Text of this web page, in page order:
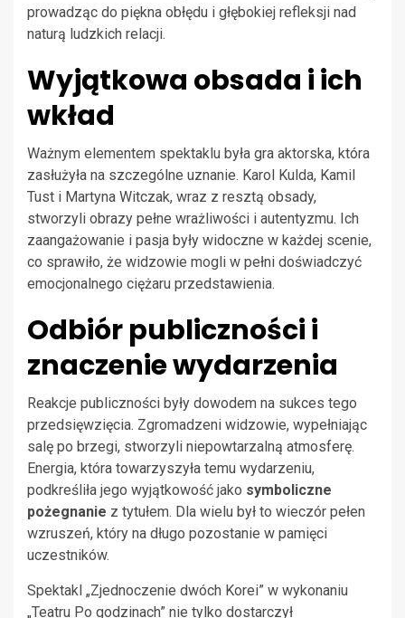
prowadząc do piękna obłędu i głębokiej refleksji nad
naturą ludzkich relacji.
Wyjątkowa obsada i ich
wkład
Ważnym elementem spektaklu była gra aktorska, która
zasłużyła na szczególne uznanie. Karol Kulda, Kamil
Tust i Martyna Witczak, wraz z resztą obsady,
stworzyli obrazy pełne wrażliwości i autentyzmu. Ich
zaangażowanie i pasja były widoczne w każdej scenie,
co sprawiło, że widzowie mogli w pełni doświadczyć
emocjonalnego ciężaru przedstawienia.
Odbiór publiczności i
znaczenie wydarzenia
Reakcje publiczności były dowodem na sukces tego
przedsięwzięcia. Zgromadzeni widzowie, wypełniając
salę po brzegi, stworzyli niepowtarzalną atmosferę.
Energia, która towarzyszyła temu wydarzeniu,
podkreśliła jego wyjątkowość jako symboliczne
pożegnanie z tytułem. Dla wielu był to wieczór pełen
wzruszeń, który na długo pozostanie w pamięci
uczestników.
Spektakl „Zjednoczenie dwóch Korei” w wykonaniu
„Teatru Po godzinach” nie tylko dostarczył